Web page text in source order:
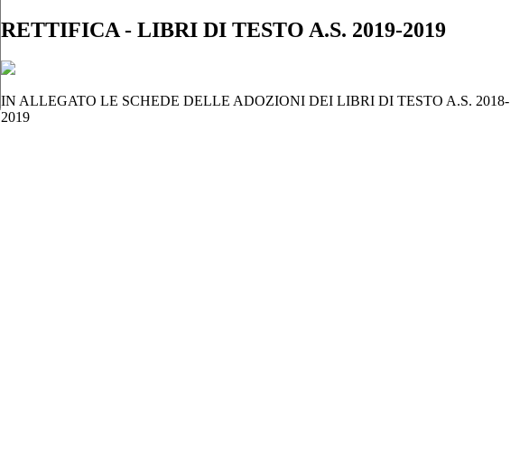
RETTIFICA - LIBRI DI TESTO A.S. 2019-2019
IN ALLEGATO LE SCHEDE DELLE ADOZIONI DEI LIBRI DI TESTO A.S. 2018-
2019